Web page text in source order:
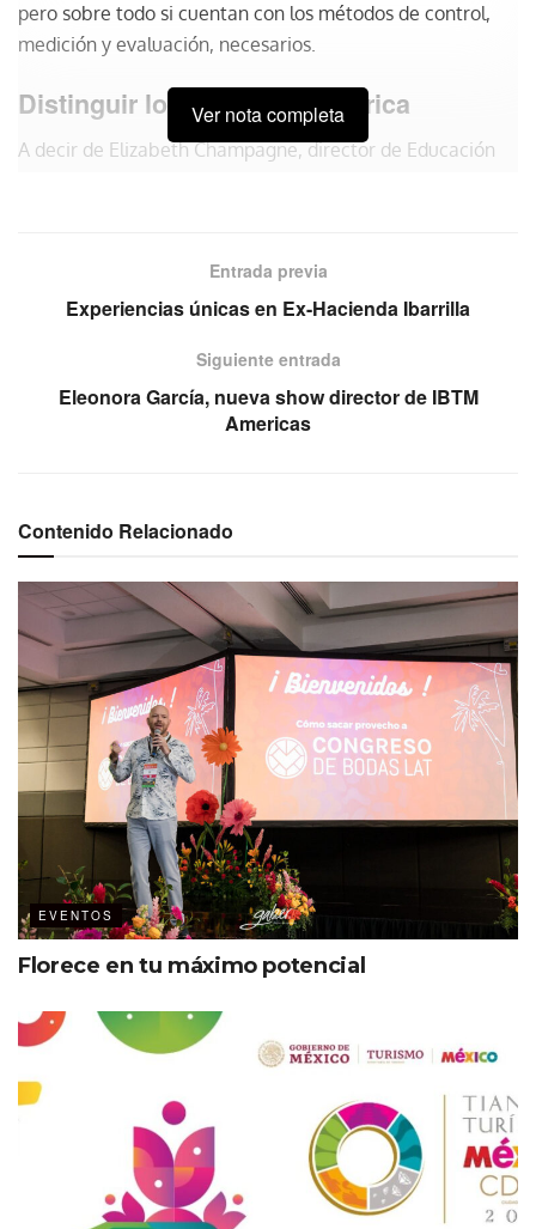
pero sobre todo si cuentan con los métodos de control,
medición y evaluación, necesarios.
Distinguir los KPIs de la métrica
A decir de Elizabeth Champagne, director de Educación
Elizabeth Champagne durante la charla educativa.
En el marco del desayuno mensual de
MBTA , celebrado en el Hotel HS Hotsson
Condesa Sur, Champagne habló de las
principales características de los KPIs.
Están alineados con la estrategia de la empresa y son
relevantes a los objetivos.
Hay un responsable que los gestiona y monitorea su
Los KPIs son de fácil comprensión para todos.
comparación y análisis.
Son confiables en un rango de variación aceptable.
Están estandarizados para su comparación.
Ver nota completa
Entrada previa
Experiencias únicas en Ex-Hacienda Ibarrilla
Siguiente entrada
Eleonora García, nueva show director de IBTM
Americas
Contenido Relacionado
EVENTOS
Florece en tu máximo potencial